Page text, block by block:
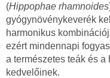
(Hippophae rhamnoides
gyógynövénykeverék
harmonikus
ezért mindennapi
a természetes teák és
kedvelőinek.